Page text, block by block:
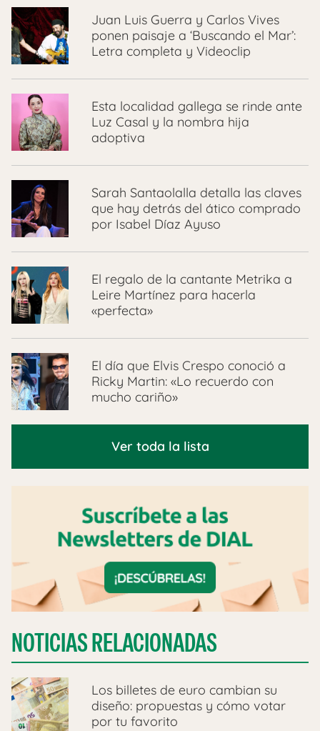
Juan Luis Guerra y Carlos Vives
ponen paisaje a ‘Buscando el Mar’:
Letra completa y Videoclip
Esta localidad gallega se rinde ante
Luz Casal y la nombra hija
adoptiva
Sarah Santaolalla detalla las claves
que hay detrás del ático comprado
por Isabel Díaz Ayuso
El regalo de la cantante Metrika a
Leire Martínez para hacerla
«perfecta»
El día que Elvis Crespo conoció a
Ricky Martin: «Lo recuerdo con
mucho cariño»
Ver toda la lista
NOTICIAS RELACIONADAS
Los billetes de euro cambian su
diseño: propuestas y cómo votar
por tu favorito